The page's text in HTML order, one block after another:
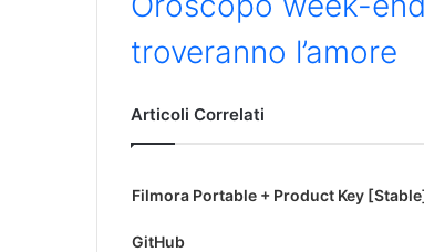
troveranno l’amore
Articoli Correlati
Filmora Portable + Product Key
GitHub